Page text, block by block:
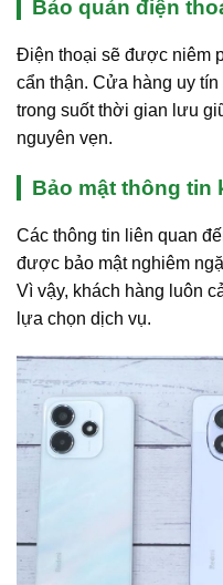
Bảo quản điện
Điện thoại sẽ được niêm
cẩn thận. Cửa hàng uy
trong suốt thời gian lưu
nguyên vẹn.
Bảo mật thông tin
Các thông tin liên quan
được bảo mật nghiêm
Vì vậy, khách hàng luôn
lựa chọn dịch vụ.